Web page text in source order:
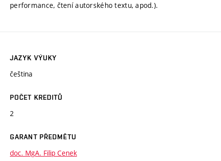
performance, čtení autorského textu, apod.).
JAZYK VÝUKY
čeština
POČET KREDITŮ
2
GARANT PŘEDMĚTU
doc. MgA. Filip Cenek